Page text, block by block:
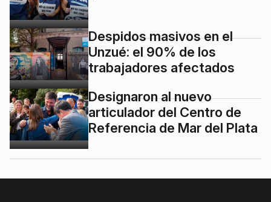
Despidos masivos en el
Unzué: el 90% de los
trabajadores afectados
Designaron al nuevo
articulador del Centro de
Referencia de Mar del Plata